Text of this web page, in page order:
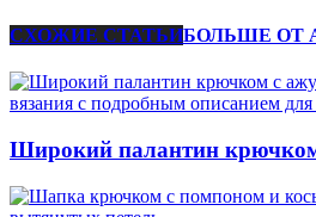
СХОЖИЕ СТАТЬИБОЛЬШЕ ОТ
Широкий палантин